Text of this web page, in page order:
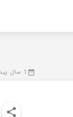
1 سال پیش